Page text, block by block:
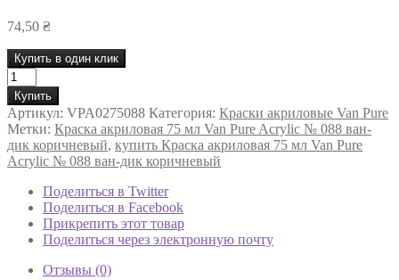
74,50 ₴
Купить в один клик
Количество
товара
Фарба
акрилова
Van
Pure
Acrylic
Ван-
коричневий
Купить
Артикул: VPA0275088 Категория: Краски акриловые Van Pure
Метки: Краска акриловая 75 мл Van Pure Acrylic № 088 ван-
дик коричневый, купить Краска акриловая 75 мл Van Pure
Acrylic № 088 ван-дик коричневый
Поделиться в Twitter
Поделиться в Facebook
Прикрепить этот товар
Поделиться через электронную почту
Отзывы (0)